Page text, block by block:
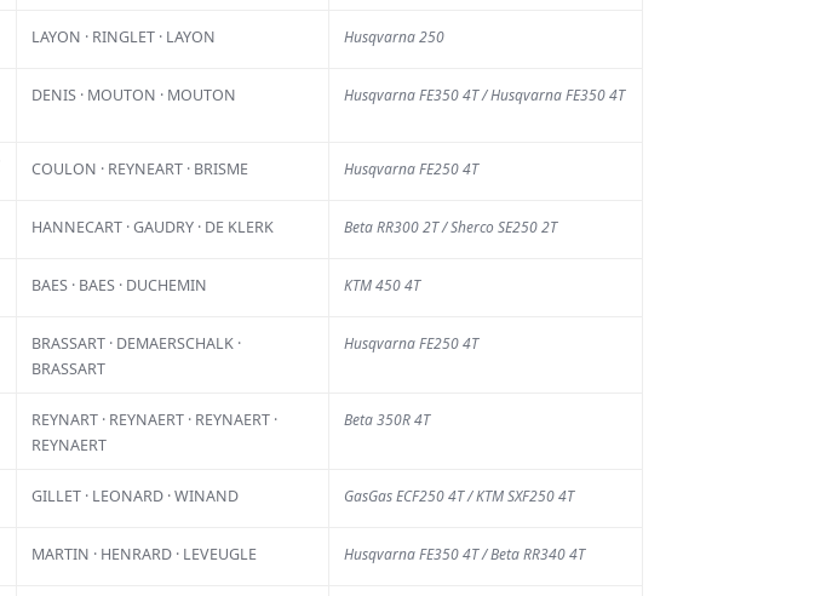
LAYON · RINGLET · LAYON Husqvarna 250
DENIS · MOUTON · MOUTON Husqvarna FE350 4T / Husqvarna FE350 4T
COULON · REYNEART · BRISME Husqvarna FE250 4T
HANNECART · GAUDRY · DE KLERK Beta RR300 2T / Sherco SE250 2T
BAES · BAES · DUCHEMIN KTM 450 4T
BRASSART · DEMAERSCHALK ·
BRASSART
Husqvarna FE250 4T
REYNART · REYNAERT · REYNAERT ·
REYNAERT
Beta 350R 4T
GILLET · LEONARD · WINAND GasGas ECF250 4T / KTM SXF250 4T
MARTIN · HENRARD · LEVEUGLE Husqvarna FE350 4T / Beta RR340 4T
vous
de
sera
2025
en
plus
La Chinelle :
face à la
des mesures
pour limiter
les risques
Ce week-end, l'esplanade
accueillir plusieurs
personnes. Les 12